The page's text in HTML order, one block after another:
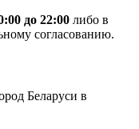
до 22:00 либо в
согласованию.
Беларуси в